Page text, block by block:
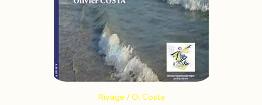
Rivage / O. Costa